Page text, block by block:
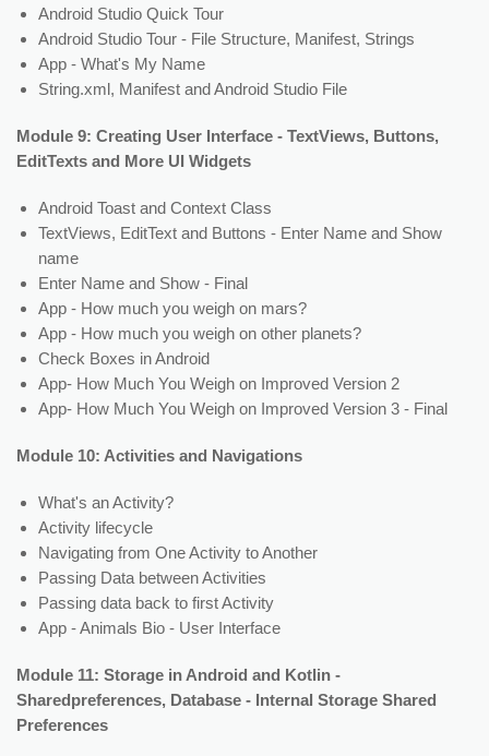
Android Studio Quick Tour
Android Studio Tour - File Structure, Manifest, Strings
App - What's My Name
String.xml, Manifest and Android Studio File
Module 9: Creating User Interface - TextViews, Buttons,
EditTexts and More UI Widgets
Android Toast and Context Class
TextViews, EditText and Buttons - Enter Name and Show
name
Enter Name and Show - Final
App - How much you weigh on mars?
App - How much you weigh on other planets?
Check Boxes in Android
App- How Much You Weigh on Improved Version 2
App- How Much You Weigh on Improved Version 3 - Final
Module 10: Activities and Navigations
What's an Activity?
Activity lifecycle
Navigating from One Activity to Another
Passing Data between Activities
Passing data back to first Activity
App - Animals Bio - User Interface
Module 11: Storage in Android and Kotlin -
Sharedpreferences, Database - Internal Storage Shared
Preferences